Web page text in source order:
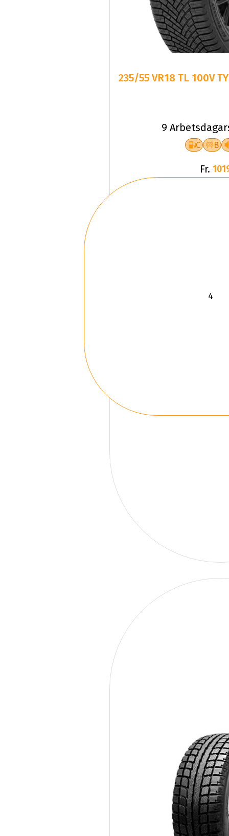
235/55 VR18 TL 100V
9
C B
Fr.